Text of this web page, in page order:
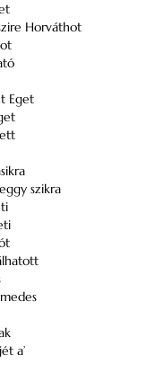
Horváthot
Eget
szikra
a’